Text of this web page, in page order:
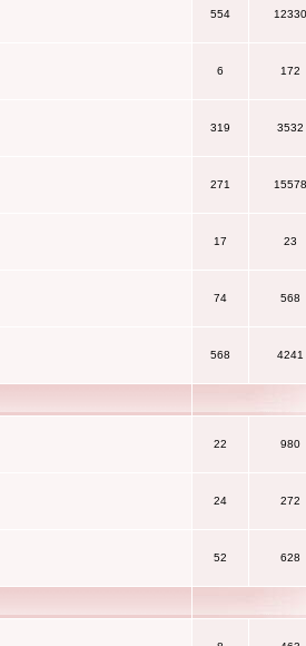
554 12330
6 172
319 3532
271 15578
17 23
74 568
568 4241
22 980
24 272
52 628